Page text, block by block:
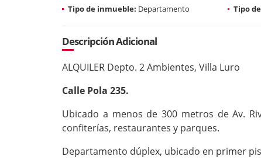
Tipo de inmueble: Departamento Tipo
Descripción Adicional
ALQUILER Depto. 2 Ambientes, Villa Luro
Calle Pola 235.
Ubicado a menos de 300 metros de Av.
confiterías, restaurantes y parques.
Departamento dúplex, ubicado en primer